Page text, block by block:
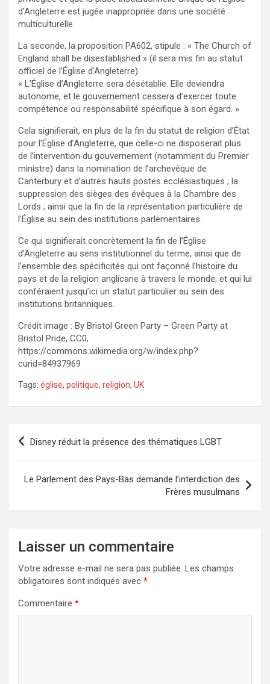
d’Angleterre est jugée inappropriée dans une société
multiculturelle.
La seconde, la proposition PA602, stipule : « The Church of
England shall be disestablished » (il sera mis fin au statut
officiel de l’Église d’Angleterre).
« L’Église d’Angleterre sera désétablie. Elle deviendra
autonome, et le gouvernement cessera d’exercer toute
compétence ou responsabilité spécifique à son égard. »
Cela signifierait, en plus de la fin du statut de religion d’État
pour l’Église d’Angleterre, que celle-ci ne disposerait plus
de l’intervention du gouvernement (notamment du Premier
ministre) dans la nomination de l’archevêque de
Canterbury et d’autres hauts postes ecclésiastiques ; la
suppression des sièges des évêques à la Chambre des
Lords ; ainsi que la fin de la représentation particulière de
l’Église au sein des institutions parlementaires.
Ce qui signifierait concrètement la fin de l’Église
d’Angleterre au sens institutionnel du terme, ainsi que de
l’ensemble des spécificités qui ont façonné l’histoire du
pays et de la religion anglicane à travers le monde, et qui lui
conféraient jusqu’ici un statut particulier au sein des
institutions britanniques.
Crédit image : By Bristol Green Party – Green Party at
Bristol Pride, CC0,
https://commons.wikimedia.org/w/index.php?
curid=84937969
Tags: église, politique, religion, UK
Navigation
Disney réduit la présence des thématiques LGBT
Le Parlement des Pays-Bas demande l’interdiction des
Frères musulmans
Laisser un commentaire
Votre adresse e-mail ne sera pas publiée. Les champs
obligatoires sont indiqués avec *
Commentaire *